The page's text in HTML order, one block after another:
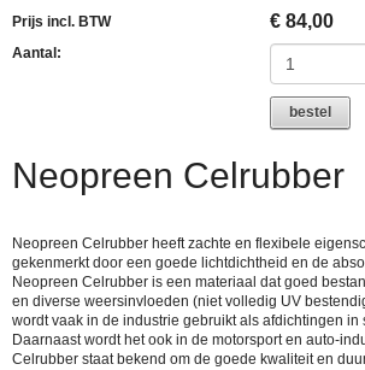
Prijs incl. BTW
€ 84,00
Aantal:
bestel
Neopreen Celrubber
Neopreen Celrubber heeft zachte en flexibele
gekenmerkt door een goede lichtdichtheid en de
Neopreen Celrubber is een materiaal dat goed
en diverse weersinvloeden (niet volledig UV
wordt vaak in de industrie gebruikt als afdichtingen in
Daarnaast wordt het ook in de motorsport en auto-
Celrubber staat bekend om de goede kwaliteit en